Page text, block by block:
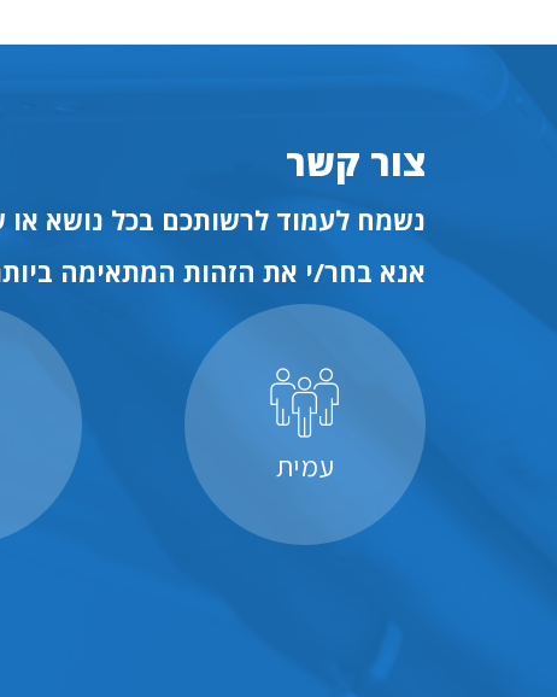
צור קשר
נשמח לעמוד לרשותכם בכל נושא או
אנא בחר/י את הזהות המתאימה
עמית